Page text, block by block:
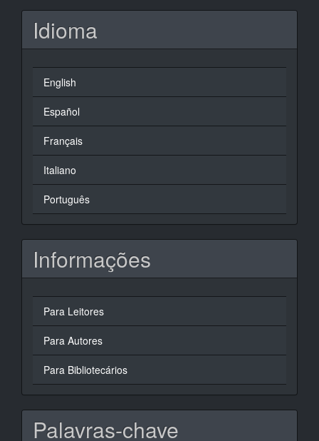
Idioma
English
Español
Français
Italiano
Português
Informações
Para Leitores
Para Autores
Para Bibliotecários
Palavras-chave